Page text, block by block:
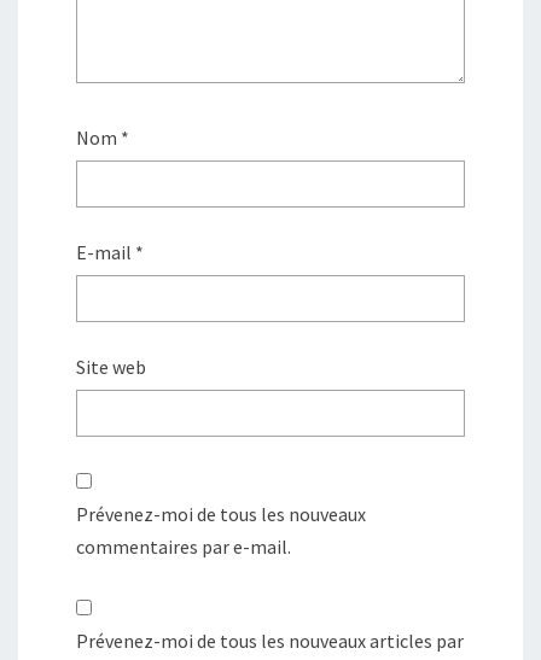
Nom *
E-mail *
Site web
Prévenez-moi de tous les nouveaux
commentaires par e-mail.
Prévenez-moi de tous les nouveaux articles par